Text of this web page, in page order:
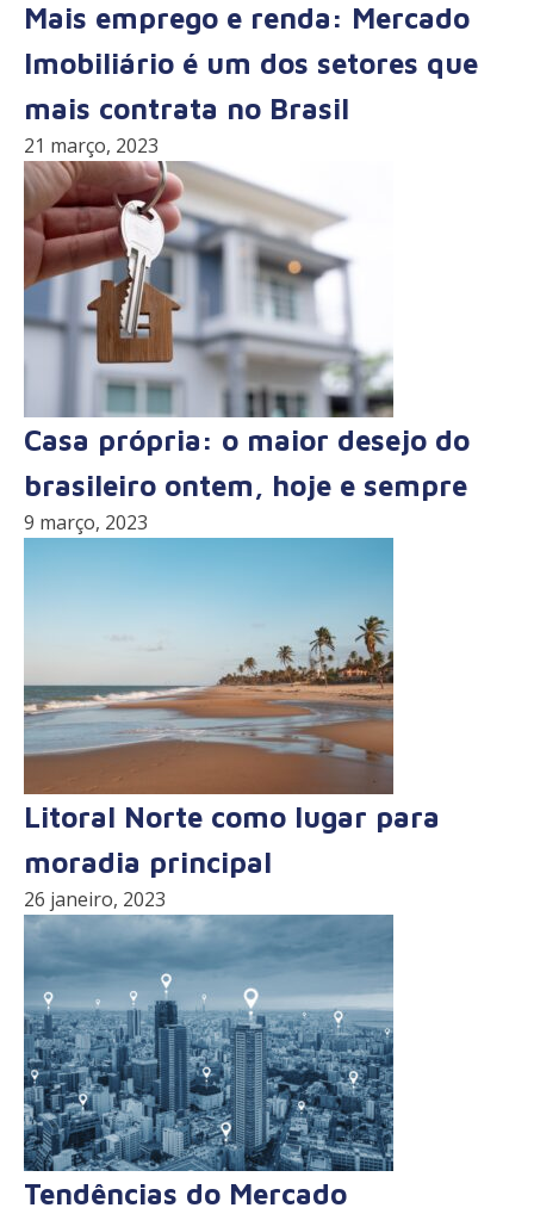
Mais emprego e renda: Mercado
Imobiliário é um dos setores que
mais contrata no Brasil
21 março, 2023
Casa própria: o maior desejo do
brasileiro ontem, hoje e sempre
9 março, 2023
Litoral Norte como lugar para
moradia principal
26 janeiro, 2023
Tendências do Mercado